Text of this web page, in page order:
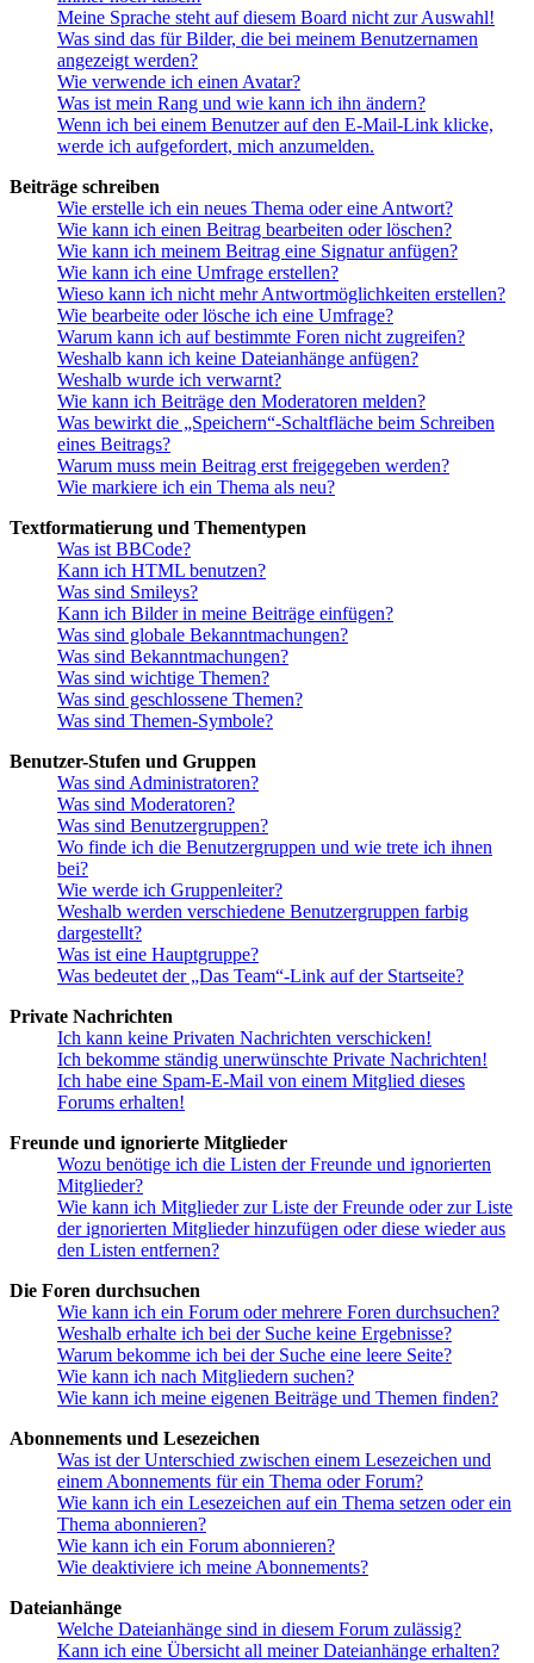
Meine Sprache steht auf diesem Board nicht zur Auswahl!
Was sind das für Bilder, die bei meinem Benutzernamen
angezeigt werden?
Wie verwende ich einen Avatar?
Was ist mein Rang und wie kann ich ihn ändern?
Wenn ich bei einem Benutzer auf den E-Mail-Link klicke,
werde ich aufgefordert, mich anzumelden.
Beiträge schreiben
Wie erstelle ich ein neues Thema oder eine Antwort?
Wie kann ich einen Beitrag bearbeiten oder löschen?
Wie kann ich meinem Beitrag eine Signatur anfügen?
Wie kann ich eine Umfrage erstellen?
Wieso kann ich nicht mehr Antwortmöglichkeiten erstellen?
Wie bearbeite oder lösche ich eine Umfrage?
Warum kann ich auf bestimmte Foren nicht zugreifen?
Weshalb kann ich keine Dateianhänge anfügen?
Weshalb wurde ich verwarnt?
Wie kann ich Beiträge den Moderatoren melden?
Was bewirkt die „Speichern“-Schaltfläche beim Schreiben
eines Beitrags?
Warum muss mein Beitrag erst freigegeben werden?
Wie markiere ich ein Thema als neu?
Textformatierung und Thementypen
Was ist BBCode?
Kann ich HTML benutzen?
Was sind Smileys?
Kann ich Bilder in meine Beiträge einfügen?
Was sind globale Bekanntmachungen?
Was sind Bekanntmachungen?
Was sind wichtige Themen?
Was sind geschlossene Themen?
Was sind Themen-Symbole?
Benutzer-Stufen und Gruppen
Was sind Administratoren?
Was sind Moderatoren?
Was sind Benutzergruppen?
Wo finde ich die Benutzergruppen und wie trete ich ihnen
bei?
Wie werde ich Gruppenleiter?
Weshalb werden verschiedene Benutzergruppen farbig
dargestellt?
Was ist eine Hauptgruppe?
Was bedeutet der „Das Team“-Link auf der Startseite?
Private Nachrichten
Ich kann keine Privaten Nachrichten verschicken!
Ich bekomme ständig unerwünschte Private Nachrichten!
Ich habe eine Spam-E-Mail von einem Mitglied dieses
Forums erhalten!
Freunde und ignorierte Mitglieder
Wozu benötige ich die Listen der Freunde und ignorierten
Mitglieder?
Wie kann ich Mitglieder zur Liste der Freunde oder zur Liste
der ignorierten Mitglieder hinzufügen oder diese wieder aus
den Listen entfernen?
Die Foren durchsuchen
Wie kann ich ein Forum oder mehrere Foren durchsuchen?
Weshalb erhalte ich bei der Suche keine Ergebnisse?
Warum bekomme ich bei der Suche eine leere Seite?
Wie kann ich nach Mitgliedern suchen?
Wie kann ich meine eigenen Beiträge und Themen finden?
Abonnements und Lesezeichen
Was ist der Unterschied zwischen einem Lesezeichen und
einem Abonnements für ein Thema oder Forum?
Wie kann ich ein Lesezeichen auf ein Thema setzen oder ein
Thema abonnieren?
Wie kann ich ein Forum abonnieren?
Wie deaktiviere ich meine Abonnements?
Dateianhänge
Welche Dateianhänge sind in diesem Forum zulässig?
Kann ich eine Übersicht all meiner Dateianhänge erhalten?